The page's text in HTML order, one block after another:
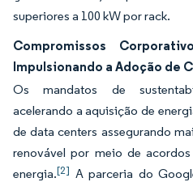
superiores a 100 kW por rack.
Compromissos
Impulsionando a Adoção de
Os mandatos de
acelerando a aquisição de
de data centers assegurando
renovável por meio de
energia.[2] A parceria do